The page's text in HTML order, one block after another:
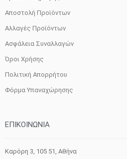
Αποστολή Προϊόντων
Αλλαγές Προϊόντων
Ασφάλεια Συναλλαγών
Όροι Χρήσης
Πολιτική Απορρήτου
Φόρμα Υπαναχώρησης
ΕΠΙΚΟΙΝΩΝΙΑ
Καρόρη 3, 105 51, Aθήνα